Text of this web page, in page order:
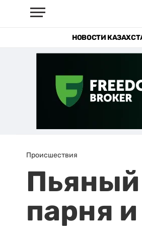
НОВОСТИ
Происшествия
парня